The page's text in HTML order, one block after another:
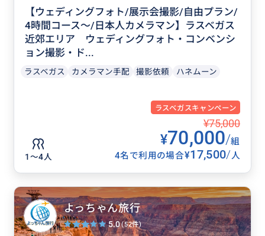
【ウェディングフォト/展示会撮影/自由プラン/
4時間コース～/日本人カメラマン】ラスベガス
近郊エリア ウェディングフォト・コンベンシ
ョン撮影・ド...
ラスベガス カメラマン手配 撮影依頼 ハネムーン
ラスベガスキャンペーン
1〜4人
¥75,000
¥70,000/組
4名で利用の場合¥17,500/人
よっちゃん旅行
5.0(52件)